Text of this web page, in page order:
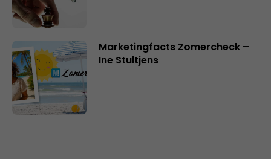
Marketingfacts Zomercheck –
Ine Stultjens